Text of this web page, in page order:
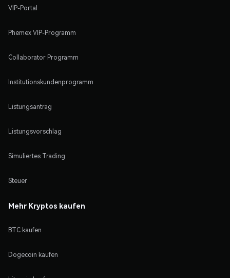
VIP-Portal
Phemex VIP-Programm
Collaborator Programm
Institutionskundenprogramm
Listungsantrag
Listungsvorschlag
Simuliertes Trading
Steuer
Mehr Kryptos kaufen
BTC kaufen
Dogecoin kaufen